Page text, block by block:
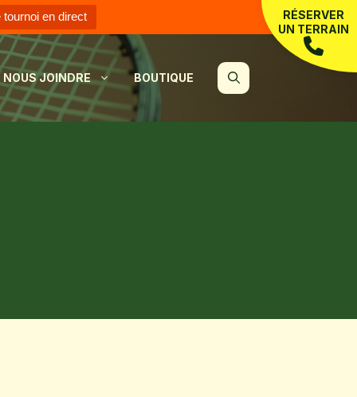
tournoi en direct
RÉSERVER
UN TERRAIN
NOUS JOINDRE BOUTIQUE